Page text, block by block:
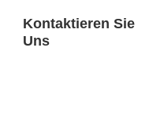
Kontaktieren Sie
Uns